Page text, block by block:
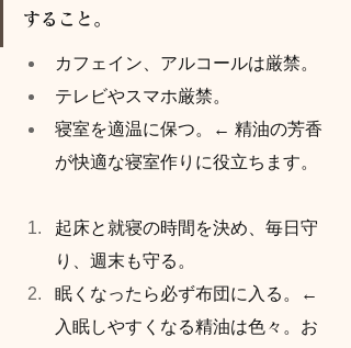
すること。
カフェイン、アルコールは厳禁。
テレビやスマホ厳禁。
寝室を適温に保つ。← 精油の芳香
が快適な寝室作りに役立ちます。
起床と就寝の時間を決め、毎日守
り、週末も守る。
眠くなったら必ず布団に入る。←
入眠しやすくなる精油は色々。お